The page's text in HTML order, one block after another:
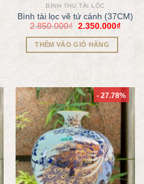
BÌNH THU TÀI LỘC
Bình tài lọc vẽ tứ cảnh (37CM)
2.850.000₫ 2.350.000₫
THÊM VÀO GIỎ HÀNG
- 27.78%